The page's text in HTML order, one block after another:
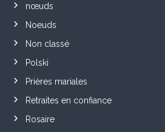
nœuds
Noeuds
Non classé
Polski
Prières mariales
Retraites en confiance
Rosaire